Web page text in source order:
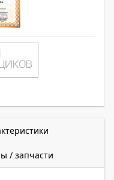
/ запчасти